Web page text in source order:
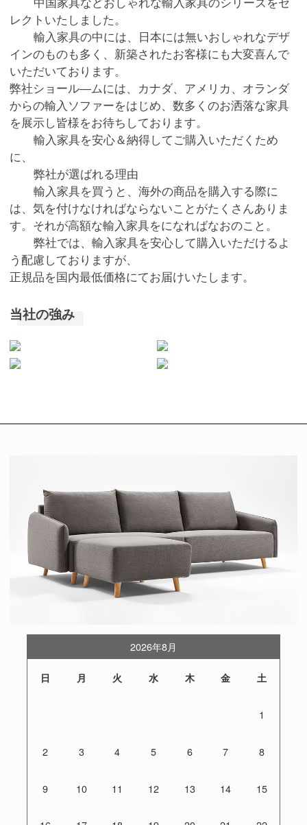
レクトいたしました。
輸入家具の中には、日本には無いおしゃれなデザ
インのものも多く、新築されたお客様にも大変喜んで
いただいております。
弊社ショール―ムには、カナダ、アメリカ、オランダ
からの輸入ソファーをはじめ、数多くのお洒落な家具
を展示し皆様をお待ちしております。
輸入家具を安心＆納得してご購入いただくため
に、
弊社が選ばれる理由
輸入家具を買うと、海外の商品を購入する際に
は、気を付けなければならないことがたくさんありま
す。それが高額な輸入家具をになればなおのこと。
弊社では、輸入家具を安心して購入いただけるよ
う配慮しておりますが、
正規品を国内最低価格にてお届けいたします。
当社の強み
2026年8月
日 月 火 水 木 金 土
1
2 3 4 5 6 7 8
9 10 11 12 13 14 15